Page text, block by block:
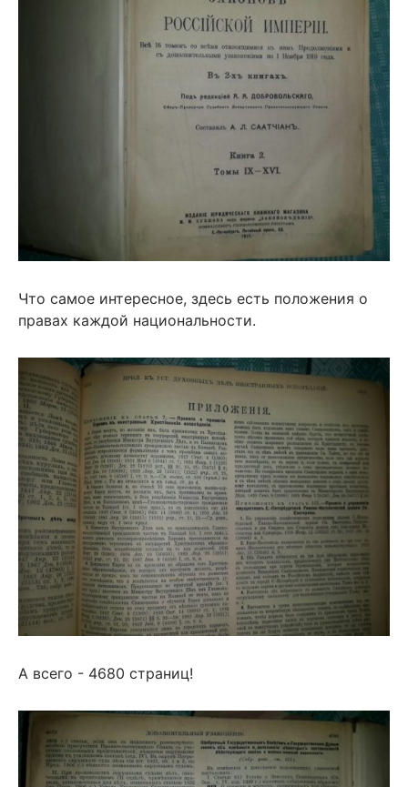
Что самое интересное, здесь есть положения о
правах каждой национальности.
А всего - 4680 страниц!